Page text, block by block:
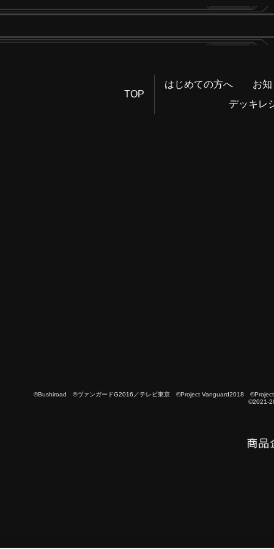
TOP
はじめての方へ
お
デッキレ
©Bushiroad ©ヴァンガードG2016／テレビ東京 ©Project Vanguard2018
©2021-